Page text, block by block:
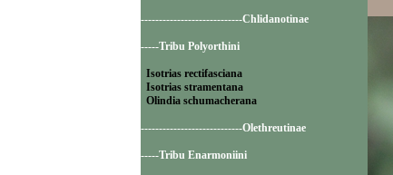
----------------------------Chlidanotinae
-----Tribu Polyorthini
Isotrias rectifasciana
Isotrias stramentana
Olindia schumacherana
----------------------------Olethreutinae
-----Tribu Enarmoniini